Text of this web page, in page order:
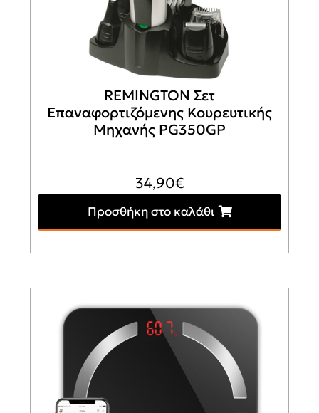
REMINGTON Σετ
Επαναφορτιζόμενης Κουρευτικής
Μηχανής PG350GP
34,90€
Προσθήκη στο καλάθι